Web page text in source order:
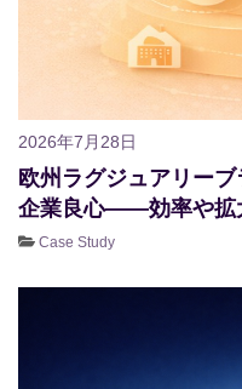
2026年7月28日
欧州ラグジュアリー
企業良心――効率や拡
Case Study